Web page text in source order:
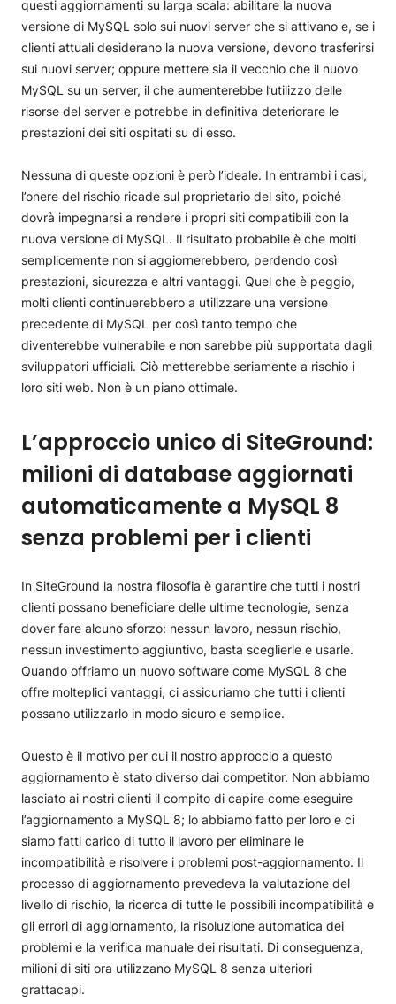
questi aggiornamenti su larga scala: abilitare la nuova
versione di MySQL solo sui nuovi server che si attivano e, se i
clienti attuali desiderano la nuova versione, devono trasferirsi
sui nuovi server; oppure mettere sia il vecchio che il nuovo
MySQL su un server, il che aumenterebbe l’utilizzo delle
risorse del server e potrebbe in definitiva deteriorare le
prestazioni dei siti ospitati su di esso.
Nessuna di queste opzioni è però l’ideale. In entrambi i casi,
l’onere del rischio ricade sul proprietario del sito, poiché
dovrà impegnarsi a rendere i propri siti compatibili con la
nuova versione di MySQL. Il risultato probabile è che molti
semplicemente non si aggiornerebbero, perdendo così
prestazioni, sicurezza e altri vantaggi. Quel che è peggio,
molti clienti continuerebbero a utilizzare una versione
precedente di MySQL per così tanto tempo che
diventerebbe vulnerabile e non sarebbe più supportata dagli
sviluppatori ufficiali. Ciò metterebbe seriamente a rischio i
loro siti web. Non è un piano ottimale.
L’approccio unico di SiteGround:
milioni di database aggiornati
automaticamente a MySQL 8
senza problemi per i clienti
In SiteGround la nostra filosofia è garantire che tutti i nostri
clienti possano beneficiare delle ultime tecnologie, senza
dover fare alcuno sforzo: nessun lavoro, nessun rischio,
nessun investimento aggiuntivo, basta sceglierle e usarle.
Quando offriamo un nuovo software come MySQL 8 che
offre molteplici vantaggi, ci assicuriamo che tutti i clienti
possano utilizzarlo in modo sicuro e semplice.
Questo è il motivo per cui il nostro approccio a questo
aggiornamento è stato diverso dai competitor. Non abbiamo
lasciato ai nostri clienti il ​​compito di capire come eseguire
l’aggiornamento a MySQL 8; lo abbiamo fatto per loro e ci
siamo fatti carico di tutto il lavoro per eliminare le
incompatibilità e risolvere i problemi post-aggiornamento. Il
processo di aggiornamento prevedeva la valutazione del
livello di rischio, la ricerca di tutte le possibili incompatibilità e
gli errori di aggiornamento, la risoluzione automatica dei
problemi e la verifica manuale dei risultati. Di conseguenza,
milioni di siti ora utilizzano MySQL 8 senza ulteriori
grattacapi.